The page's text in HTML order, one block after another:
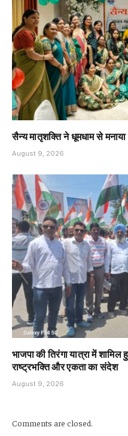
सैन्य मातृशक्ति ने धूमधाम से
August 9, 2026
भाजपा की तिरंगा यात्रा में
राष्ट्रभक्ति और एकता का संदेश
August 9, 2026
Comments are closed.